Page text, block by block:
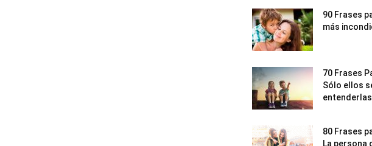
90 Frases
más
70 Frases
Sólo ellos
entenderlas
80 Frases
La persona